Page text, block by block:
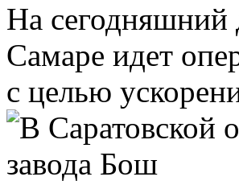
На сегодняшний
Самаре идет
с целью